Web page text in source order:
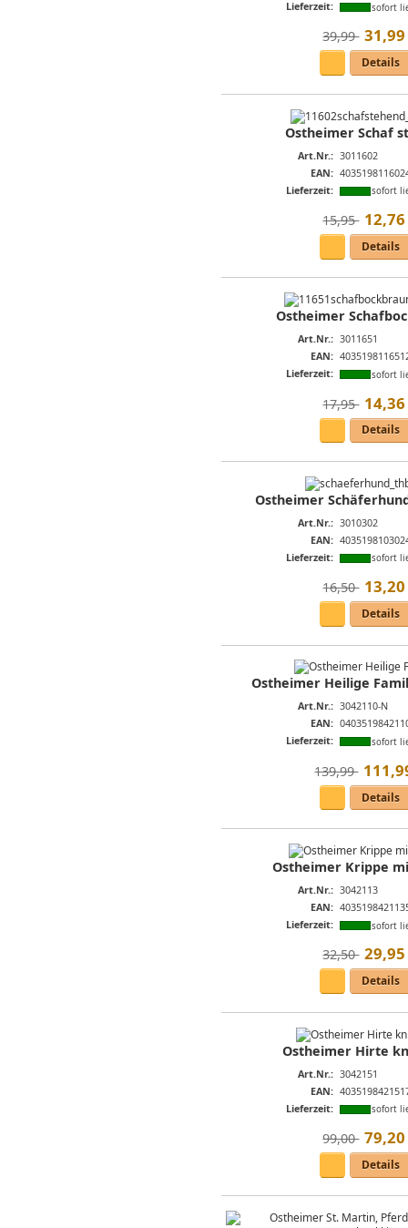
Lieferzeit: sofort
39,99  31,99
Details
Ostheimer Schaf
Art.Nr.: 3011602
EAN:
Lieferzeit:
sofort
15,95  12,76
Details
Ostheimer
Art.Nr.: 3011651
EAN:
Lieferzeit:
sofort
17,95  14,36
Details
Ostheimer
Art.Nr.: 3010302
EAN:
Lieferzeit:
sofort
16,50  13,20
Details
Ostheimer Heilige
Art.Nr.: 3042110-N
EAN:
Lieferzeit:
sofort
139,99  111,
Details
Ostheimer Krippe
Art.Nr.: 3042113
EAN:
Lieferzeit:
sofort
32,50  29,95
Details
Ostheimer Hirte
Art.Nr.: 3042151
EAN:
Lieferzeit:
sofort
99,00  79,20
Details